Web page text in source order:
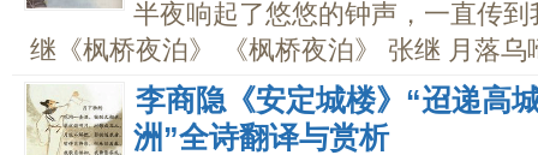
半夜响起了悠悠的钟声，一直传
继《枫桥夜泊》 《枫桥夜泊》 张继 月落乌
李商隐《安定城楼》“迢递高
洲”全诗翻译与赏析